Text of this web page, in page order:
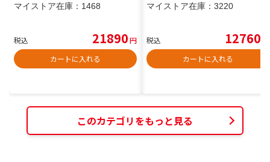
マイストア在庫： 1468
税込 21890円
カートに入れる
マイストア在庫： 3220
税込 12760
カートに入れる
このカテゴリをもっと見る